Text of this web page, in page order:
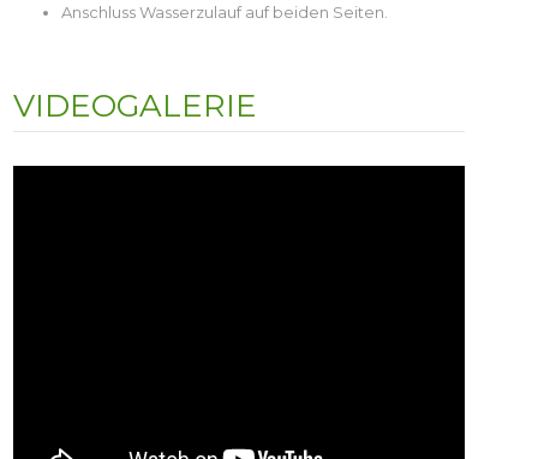
Anschluss Wasserzulauf auf beiden Seiten.
VIDEOGALERIE